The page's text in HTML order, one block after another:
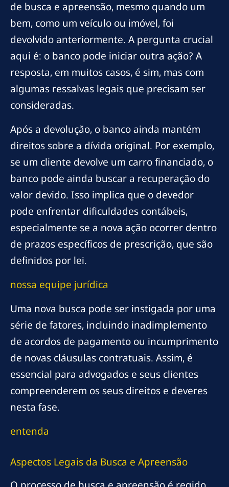
de busca e apreensão, mesmo quando um
bem, como um veículo ou imóvel, foi
devolvido anteriormente. A pergunta crucial
aqui é: o banco pode iniciar outra ação? A
resposta, em muitos casos, é sim, mas com
algumas ressalvas legais que precisam ser
consideradas.
Após a devolução, o banco ainda mantém
direitos sobre a dívida original. Por exemplo,
se um cliente devolve um carro financiado, o
banco pode ainda buscar a recuperação do
valor devido. Isso implica que o devedor
pode enfrentar dificuldades contábeis,
especialmente se a nova ação ocorrer dentro
de prazos específicos de prescrição, que são
definidos por lei.
nossa equipe jurídica
Uma nova busca pode ser instigada por uma
série de fatores, incluindo inadimplemento
de acordos de pagamento ou incumprimento
de novas cláusulas contratuais. Assim, é
essencial para advogados e seus clientes
compreenderem os seus direitos e deveres
nesta fase.
entenda
Aspectos Legais da Busca e Apreensão